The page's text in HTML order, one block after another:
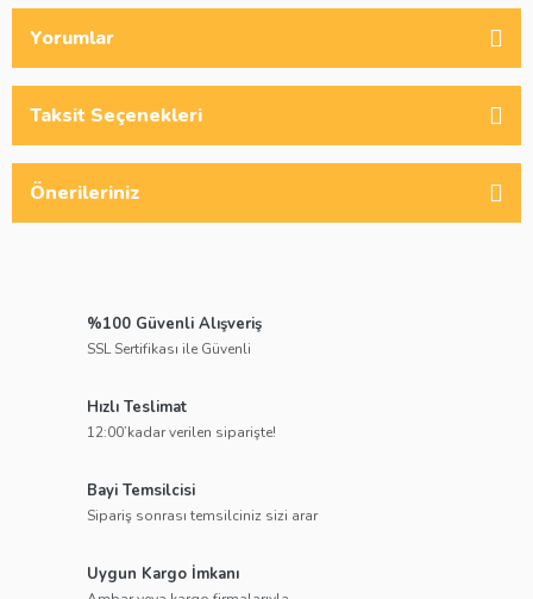
Yorumlar
Taksit Seçenekleri
Önerileriniz
%100 Güvenli Alışveriş
SSL Sertifikası ile Güvenli
Hızlı Teslimat
12:00’kadar verilen siparişte!
Bayi Temsilcisi
Sipariş sonrası temsilciniz sizi arar
Uygun Kargo İmkanı